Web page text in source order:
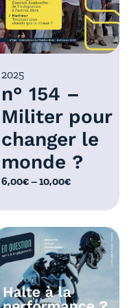
:
6
,
0
0
à
1
,
0
n° 154 –
Militer pour
changer le
monde ?
2025
6,00€–10,00€
P
a
g
e
d
p